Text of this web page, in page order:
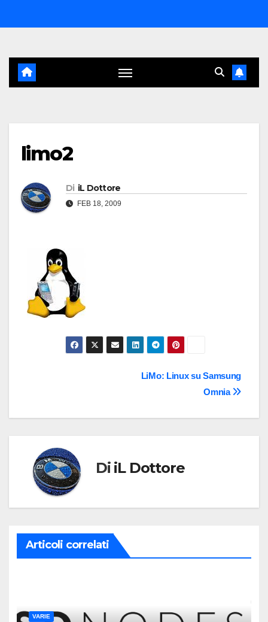
al
limo2
Di iL Dottore
FEB 18, 2009
LiMo: Linux su Samsung
Omnia
Di iL Dottore
Articoli correlati
VARIE